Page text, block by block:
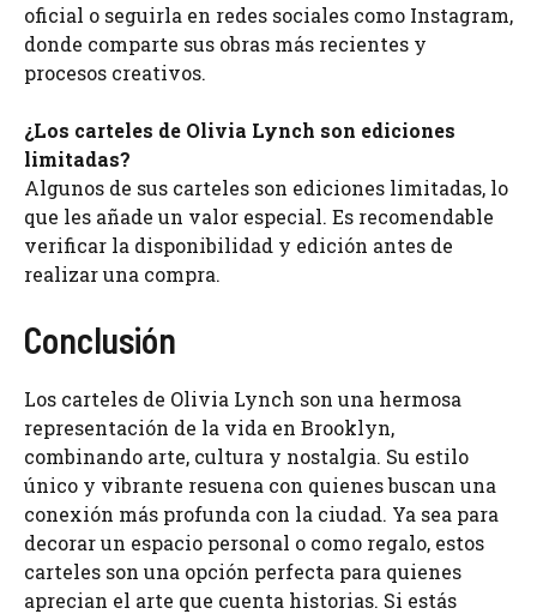
oficial o seguirla en redes sociales como Instagram,
donde comparte sus obras más recientes y
procesos creativos.
¿Los carteles de Olivia Lynch son ediciones
limitadas?
Algunos de sus carteles son ediciones limitadas, lo
que les añade un valor especial. Es recomendable
verificar la disponibilidad y edición antes de
realizar una compra.
Conclusión
Los carteles de Olivia Lynch son una hermosa
representación de la vida en Brooklyn,
combinando arte, cultura y nostalgia. Su estilo
único y vibrante resuena con quienes buscan una
conexión más profunda con la ciudad. Ya sea para
decorar un espacio personal o como regalo, estos
carteles son una opción perfecta para quienes
aprecian el arte que cuenta historias. Si estás